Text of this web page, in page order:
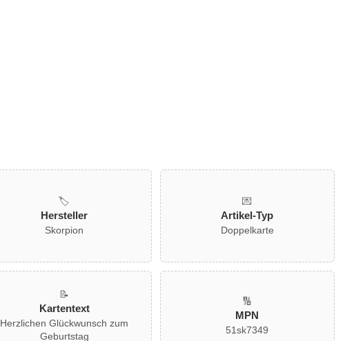
🏷️
Hersteller
Skorpion
💌
Artikel-Typ
Doppelkarte
📝
Kartentext
Herzlichen Glückwunsch zum
Geburtstag
🔢
MPN
51sk7349